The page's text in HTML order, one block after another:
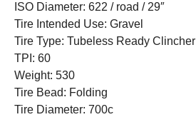
ISO Diameter: 622 / road / 29″
Tire Intended Use: Gravel
Tire Type: Tubeless Ready Clincher
TPI: 60
Weight: 530
Tire Bead: Folding
Tire Diameter: 700c